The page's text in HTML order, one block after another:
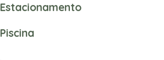
Estacionamento
Piscina